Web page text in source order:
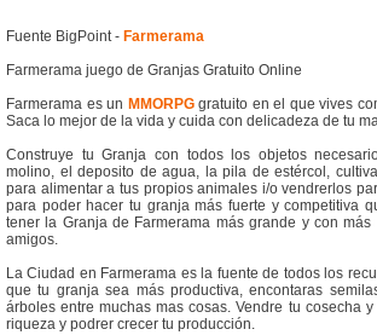
Fuente BigPoint - Farmerama
Farmerama juego de Granjas Gratuito Online
Farmerama es un MMORPGgratuito en el que vives
Saca lo mejor de la vida y cuida con delicadeza de tu
Construye tu Granja con todos los objetos
molino, el deposito de agua, la pila de estércol,
para alimentar a tus propios animales i/o vendrerlos
para poder hacer tu granja más fuerte y competitiva
tener la Granja de Farmerama más grande y con
amigos.
La Ciudad en Farmerama es la fuente de todos los
que tu granja sea más productiva, encontaras
árboles entre muchas mas cosas. Vendre tu cosecha
riqueza y podrer crecer tu producción.